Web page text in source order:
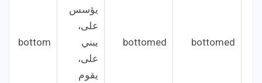
bottomed
bottomed
يؤسس
على،
يبني
على،
يقوم
bottom